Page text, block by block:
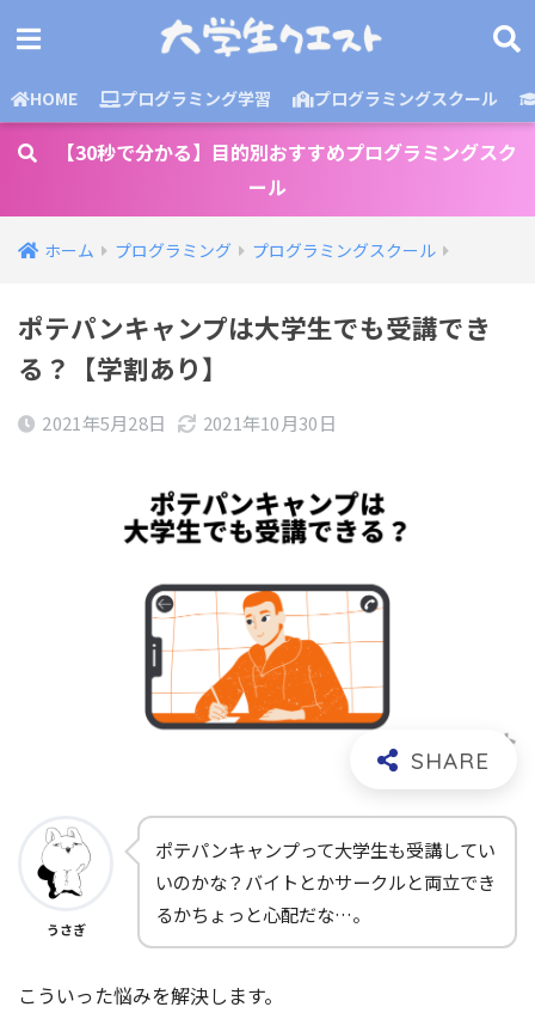
HOME プログラミング学習 プログラミングスクール
【30秒で分かる】目的別おすすめプログラミングスク
ール
ホーム プログラミング プログラミングスクール
ポテパンキャンプは大学生でも受講でき
る？【学割あり】
2021年5月28日 2021年10月30日
うさぎ
ポテパンキャンプって大学生も受講してい
いのかな？バイトとかサークルと両立でき
るかちょっと心配だな…。
こういった悩みを解決します。